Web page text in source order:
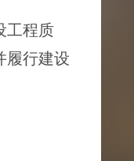
工程质
履行建设